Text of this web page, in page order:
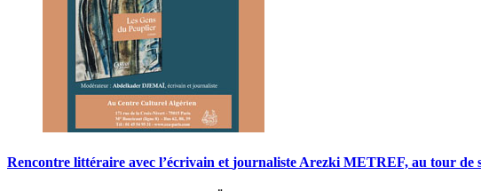
Rencontre littéraire avec l’écrivain et journaliste Arezki METREF, au tour de